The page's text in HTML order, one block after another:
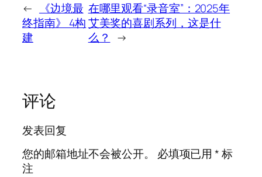
←
《边境最
终指南》 4构
建
在哪里观看“录音室”：2025年
艾美奖的喜剧系列，这是什
么？
→
评论
发表回复
您的邮箱地址不会被公开。
必填项已用*标
注